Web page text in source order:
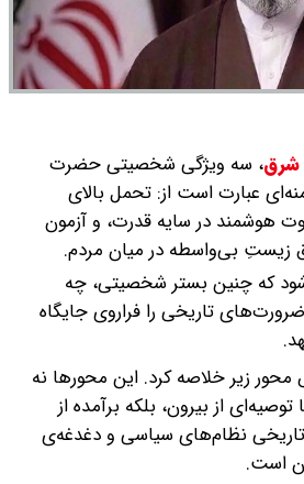
شرق، سه ویژگی شخصیتی حضرت
عبارت است از: تحمل بالای
هوشمند در سایه قدرت، و آزمون
زیستِ بی‌واسطه در میان مردم.
که چنین بستر شخصیتی، چه
تاریخی را فراروی جایگاه
زیر خلاصه کرد. این محورها نه
از بیرون، بلکه برآمده از
نظام‌های سیاسی و دغدغه‌ی
است.